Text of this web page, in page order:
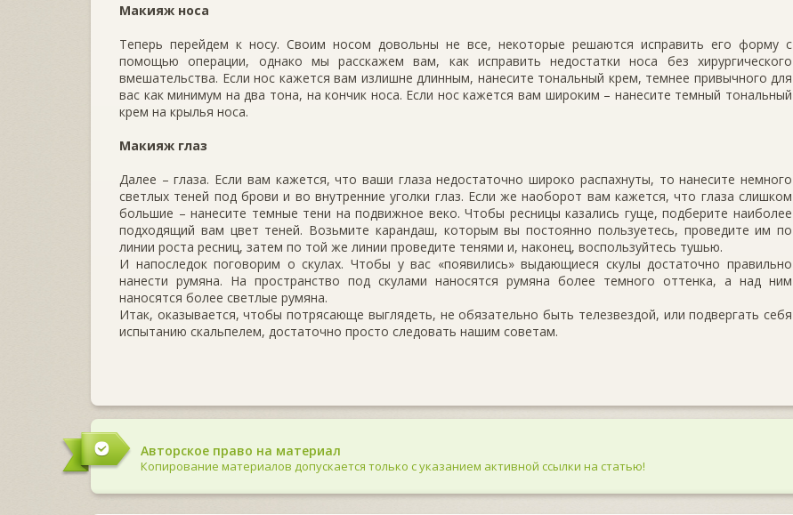
Макияж носа
Теперь перейдем к носу. Своим носом довольны не все, некоторые решаются исправить его форму с
помощью операции, однако мы расскажем вам, как исправить недостатки носа без хирургического
вмешательства. Если нос кажется вам излишне длинным, нанесите тональный крем, темнее привычного для
вас как минимум на два тона, на кончик носа. Если нос кажется вам широким – нанесите темный тональный
крем на крылья носа.
Макияж глаз
Далее – глаза. Если вам кажется, что ваши глаза недостаточно широко распахнуты, то нанесите немного
светлых теней под брови и во внутренние уголки глаз. Если же наоборот вам кажется, что глаза слишком
большие – нанесите темные тени на подвижное веко. Чтобы ресницы казались гуще, подберите наиболее
подходящий вам цвет теней. Возьмите карандаш, которым вы постоянно пользуетесь, проведите им по
линии роста ресниц, затем по той же линии проведите тенями и, наконец, воспользуйтесь тушью.
И напоследок поговорим о скулах. Чтобы у вас «появились» выдающиеся скулы достаточно правильно
нанести румяна. На пространство под скулами наносятся румяна более темного оттенка, а над ним
наносятся более светлые румяна.
Итак, оказывается, чтобы потрясающе выглядеть, не обязательно быть телезвездой, или подвергать себя
испытанию скальпелем, достаточно просто следовать нашим советам.
Авторское право на материал
Копирование материалов допускается только с указанием активной ссылки на статью!